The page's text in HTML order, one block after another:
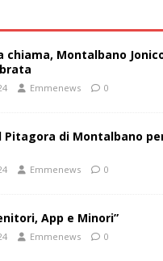
chiama, Montalbano
Emmenews 0
Pitagora di Montalbano
Emmenews 0
App e Minori”
Emmenews 0